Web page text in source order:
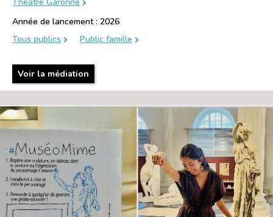
Année de lancement : 2026
Tous publics
Public famille
Voir la médiation